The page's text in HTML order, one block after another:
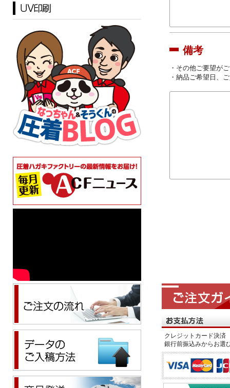
備考
・その他ご要望が
・納品ご希望日、
クレジットカード決
銀行前振込みからお選